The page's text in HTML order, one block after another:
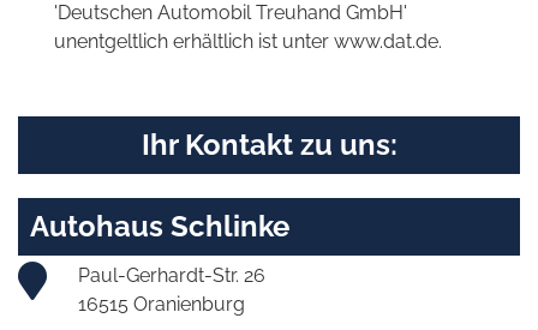
'Deutschen Automobil Treuhand GmbH'
unentgeltlich erhältlich ist unter www.dat.de.
Ihr Kontakt zu uns:
Autohaus Schlinke
Paul-Gerhardt-Str. 26
16515 Oranienburg